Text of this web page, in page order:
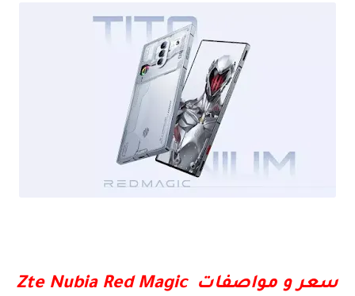
سعر و مواصفات Zte Nubia Red Magic